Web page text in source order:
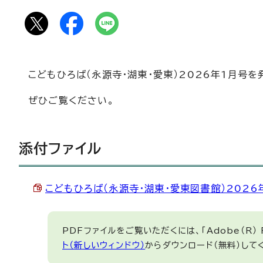
こどもひろば（永源寺・湖東・愛東）2026年1月号を
ぜひご覧ください。
添付ファイル
こどもひろば（永源寺・湖東・愛東図書館）
PDFファイルをご覧いただくには、「Adobe（R
ト（新しいウィンドウ）からダウンロード（無料）して